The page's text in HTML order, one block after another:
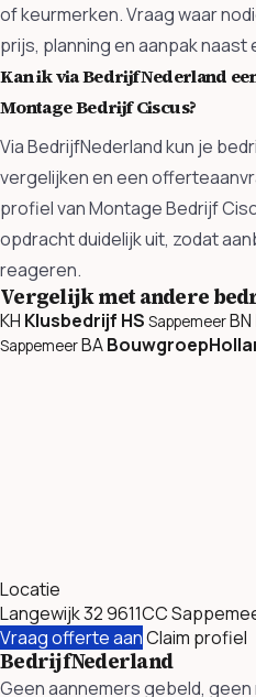
of keurmerken. Vraag waar
prijs, planning en aanpak naast
Kan ik via BedrijfNederland
Montage Bedrijf Ciscus?
Via BedrijfNederland kun je
vergelijken en een
profiel van Montage Bedrijf
opdracht duidelijk uit, zodat
reageren.
Vergelijk met andere
KH Klusbedrijf HS SappemeerBN
SappemeerBA
Locatie
Langewijk 32 9611CC
Vraag offerte aanClaim profiel
BedrijfNederland
Geen aannemers gebeld,